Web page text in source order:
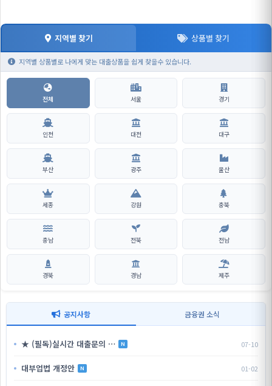
지역별 찾기 상품별 찾기
지역별 상품별로 나에게 맞는 대출상품을 쉽게 찾을수 있습니다.
전체 서울 경기
인천 대전 대구
부산 광주 울산
세종 강원 충북
충남 전북 전남
경북 경남 제주
공지사항 금융권 소식
★ (필독)실시간 대출문의 … N 07-10
대부업법 개정안 N 01-02